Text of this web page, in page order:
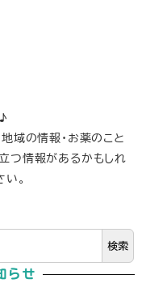
域の情報・お薬のこと
つ情報があるかもしれ
。
検索
らせ